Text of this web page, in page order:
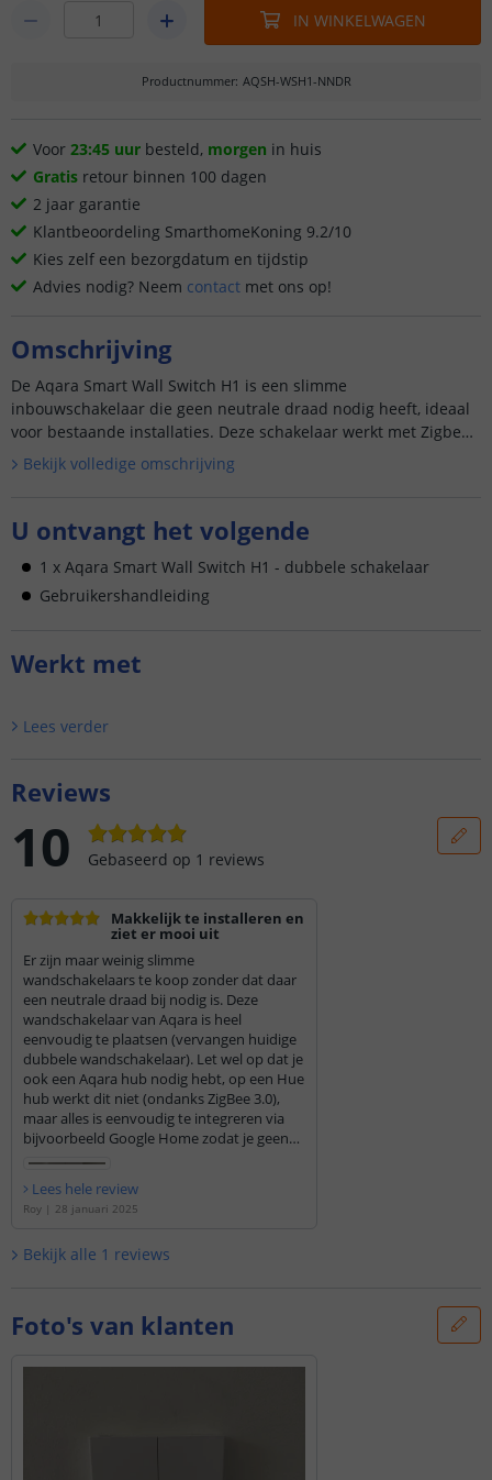
IN WINKELWAGEN
Productnummer: AQSH-WSH1-NNDR
Voor 23:45 uur besteld, morgen in huis
Gratis retour binnen 100 dagen
2 jaar garantie
Klantbeoordeling SmarthomeKoning 9.2/10
Kies zelf een bezorgdatum en tijdstip
Advies nodig? Neem contact met ons op!
Omschrijving
De Aqara Smart Wall Switch H1 is een slimme
inbouwschakelaar die geen neutrale draad nodig heeft, ideaal
voor bestaande installaties. Deze schakelaar werkt met Zigbee
3.0 en is compatibel met de Aqara app, wat naadloze integratie
in uw s...
Bekijk volledige omschrijving
U ontvangt het volgende
1 x Aqara Smart Wall Switch H1 - dubbele schakelaar
Gebruikershandleiding
Werkt met
Lees verder
Reviews
10 Gebaseerd op 1 reviews
Makkelijk te installeren en
ziet er mooi uit
Er zijn maar weinig slimme
wandschakelaars te koop zonder dat daar
een neutrale draad bij nodig is. Deze
wandschakelaar van Aqara is heel
eenvoudig te plaatsen (vervangen huidige
dubbele wandschakelaar). Let wel op dat je
ook een Aqara hub nodig hebt, op een Hue
hub werkt dit niet (ondanks ZigBee 3.0),
maar alles is eenvoudig te integreren via
bijvoorbeeld Google Home zodat je geen
aparte apps hoeft te gebruiken. De
modern/strak uit, en werkt prima (zowel
handmatig als via Google Home).
Lees hele review
Roy | 28 januari 2025
Bekijk alle 1 reviews
Foto's van klanten